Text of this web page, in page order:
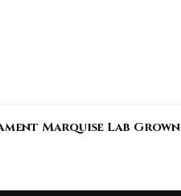
Marquise Lab Grown